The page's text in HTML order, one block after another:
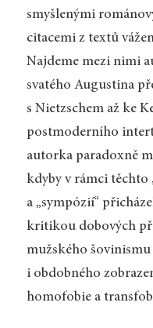
smyšlenými
citacemi z textů
Najdeme mezi nimi
svatého Augustina
s Nietzschem až ke
postmoderního
autorka paradoxně
kdyby v rámci těchto
a „sympózií“
kritikou dobových
mužského
i obdobného
homofobie a